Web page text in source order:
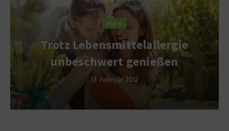
Alpro
Trotz Lebensmittelallergie
unbeschwert genießen
13. Februar 2012